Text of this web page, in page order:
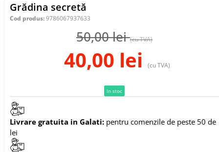
Grădina secretă
Cod produs:9786067937633
50,00lei (cu TVA)
40,00 lei (cu TVA)
In stoc
Livrare gratuita in Galati: pentru comenzile de peste 50 de
lei